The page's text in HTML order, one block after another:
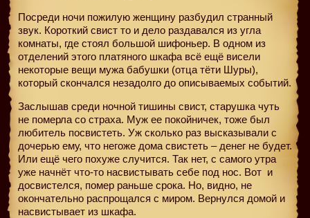
Посреди ночи пожилую женщину разбудил странный
звук. Короткий свист то и дело раздавался из угла
комнаты, где стоял большой шифоньер. В одном из
отделений этого платяного шкафа всё ещё висели
некоторые вещи мужа бабушки (отца тёти Шуры),
который скончался незадолго до описываемых событий.
Заслышав среди ночной тишины свист, старушка чуть
не померла со страха. Муж ее покойничек, тоже был
любитель посвистеть. Уж сколько раз высказывали с
дочерью ему, что негоже дома свистеть – денег не будет.
Или ещё чего похуже случится. Так нет, с самого утра
уже начнёт что-то насвистывать себе под нос. Вот и
досвистелся, помер раньше срока. Но, видно, не
окончательно распрощался с миром. Вернулся домой и
насвистывает из шкафа.